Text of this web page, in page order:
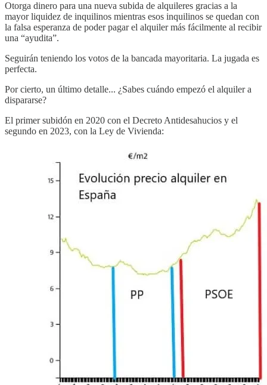
Otorga dinero para una nueva subida de alquileres gracias a la
mayor liquidez de inquilinos mientras esos inquilinos se quedan con
la falsa esperanza de poder pagar el alquiler más fácilmente al recibir
una “ayudita”.
Seguirán teniendo los votos de la bancada mayoritaria. La jugada es
perfecta.
Por cierto, un último detalle... ¿Sabes cuándo empezó el alquiler a
dispararse?
El primer subidón en 2020 con el Decreto Antidesahucios y el
segundo en 2023, con la Ley de Vivienda: